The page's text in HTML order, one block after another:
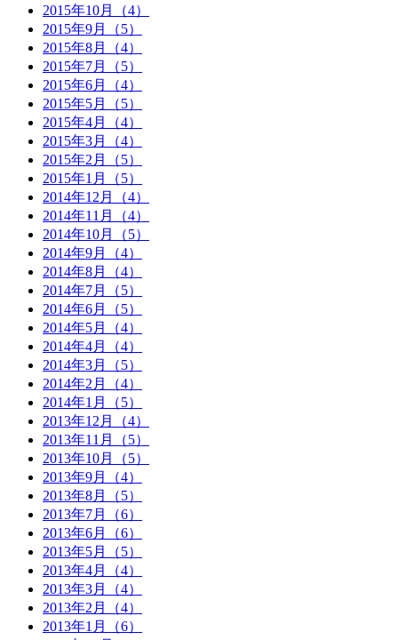
2015年10月（4）
2015年9月（5）
2015年8月（4）
2015年7月（5）
2015年6月（4）
2015年5月（5）
2015年4月（4）
2015年3月（4）
2015年2月（5）
2015年1月（5）
2014年12月（4）
2014年11月（4）
2014年10月（5）
2014年9月（4）
2014年8月（4）
2014年7月（5）
2014年6月（5）
2014年5月（4）
2014年4月（4）
2014年3月（5）
2014年2月（4）
2014年1月（5）
2013年12月（4）
2013年11月（5）
2013年10月（5）
2013年9月（4）
2013年8月（5）
2013年7月（6）
2013年6月（6）
2013年5月（5）
2013年4月（4）
2013年3月（4）
2013年2月（4）
2013年1月（6）